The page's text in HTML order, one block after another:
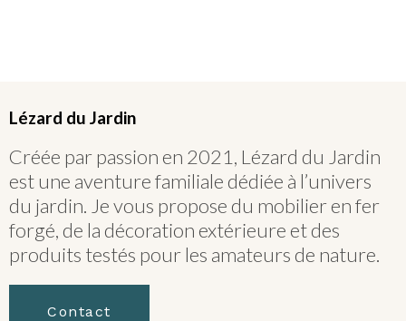
Lézard du Jardin
Créée par passion en 2021, Lézard du Jardin
est une aventure familiale dédiée à l’univers
du jardin. Je vous propose du mobilier en fer
forgé, de la décoration extérieure et des
produits testés pour les amateurs de nature.
Contact